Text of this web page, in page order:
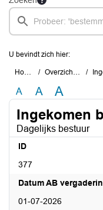
U bevindt zich hier:
Home Overzichten
A A A
Ingekomen
Dagelijks bestuur
ID
377
Datum AB
01-07-2026